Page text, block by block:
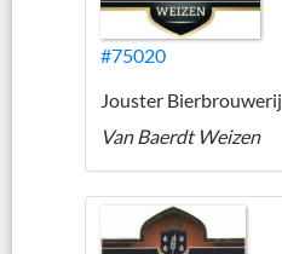
#75020
Jouster Bierbrouwerij
Van Baerdt Weizen